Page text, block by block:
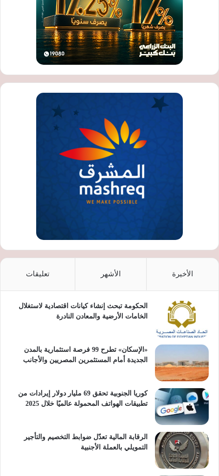
الأخيرة الأشهر تعليقات
الحكومة تبحث إنشاء كيانات اقتصادية لاستغلال
الخامات الأرضية والمعادن النادرة
«الإسكان» تطرح 99 فرصة استثمارية بالمدن
الجديدة أمام المستثمرين المصريين والأجانب
كوريا الجنوبية تحقق 69 مليار دولار إيرادات من
تطبيقات الهواتف المحمولة عالميًا خلال 2025
الرقابة المالية تعدّل ضوابط التخصيم والتأجير
التمويلي بالعملة الأجنبية